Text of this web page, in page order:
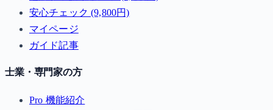
安心チェック (9,800円)
マイページ
ガイド記事
士業・専門家の方
Pro 機能紹介